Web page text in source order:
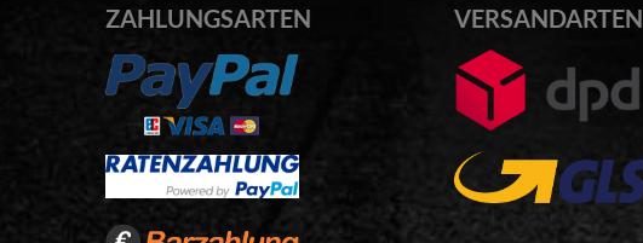
ZAHLUNGSARTEN VERSANDARTEN